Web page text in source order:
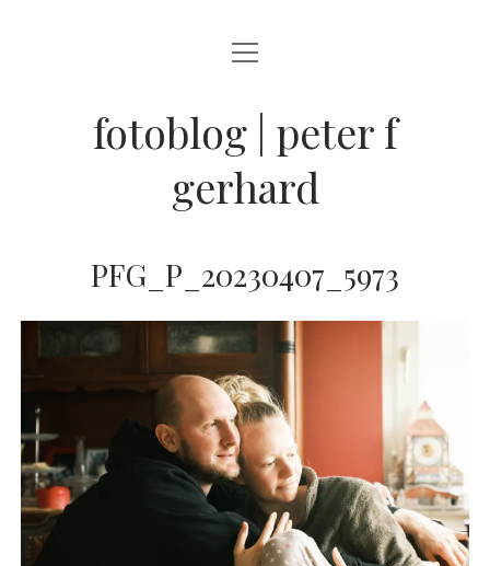
BLOG
JAZZ LIVE !
ZEN MOMENTE
WANDERLUST
INFO
öffnen
DATENSCHUTZ
KONTAKT
ARCHIV
instagram
Menü
öffnen
fotoblog | peter f
gerhard
PFG_P_20230407_5973